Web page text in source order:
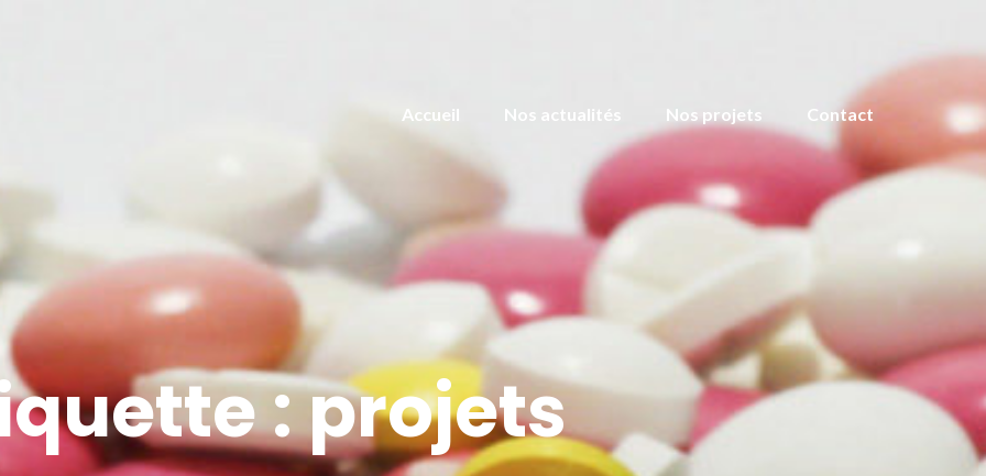
Accueil Nos actualités Nos projets Contact
:projets